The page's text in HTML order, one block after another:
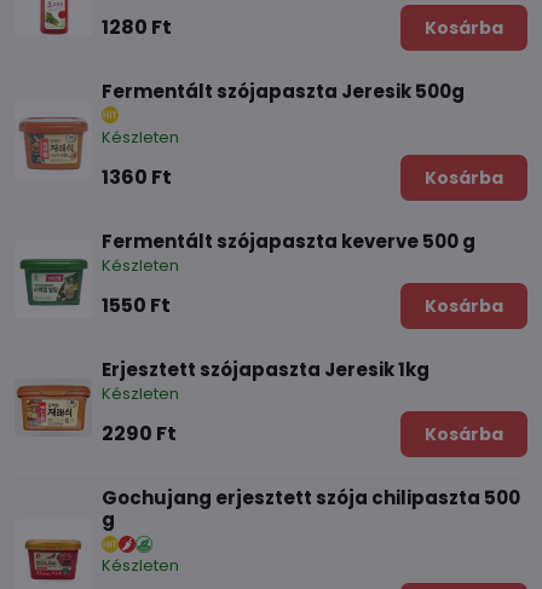
1280 Ft Kosárba
Fermentált szójapaszta Jeresik 500g
Készleten
1360 Ft Kosárba
Fermentált szójapaszta keverve 500 g
Készleten
1550 Ft Kosárba
Erjesztett szójapaszta Jeresik 1kg
Készleten
2290 Ft Kosárba
Gochujang erjesztett szója chilipaszta 500
g
Készleten